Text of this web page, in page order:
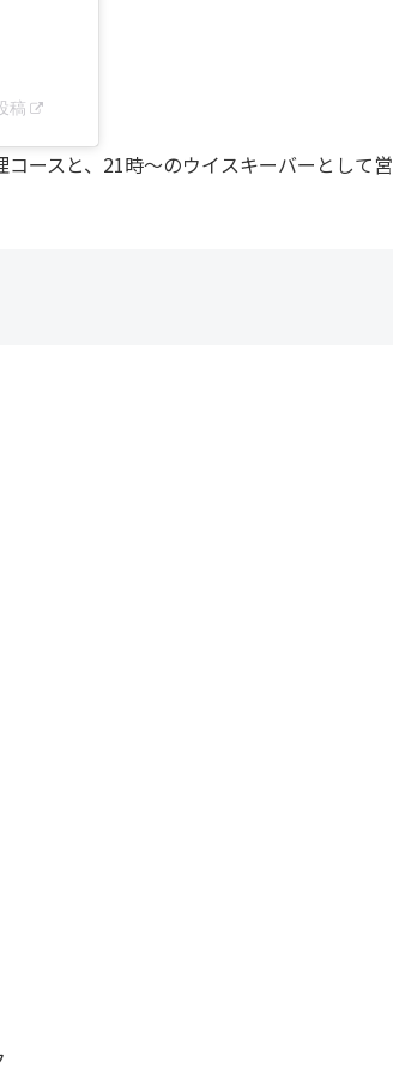
稿
ースと、21時～のウイスキーバーとして営